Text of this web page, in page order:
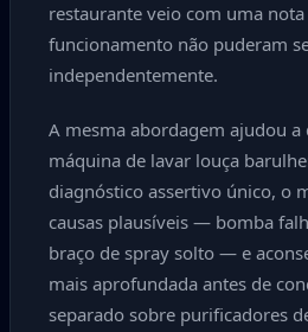
restaurante veio com uma
funcionamento não puderam
independentemente.
A mesma abordagem ajudou
máquina de lavar louça
diagnóstico assertivo único, o
causas plausíveis — bomba
braço de spray solto — e
mais aprofundada antes de
separado sobre purificadores